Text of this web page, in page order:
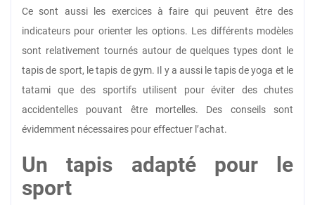
Ce sont aussi les exercices à faire qui peuvent être des
indicateurs pour orienter les options. Les différents modèles
sont relativement tournés autour de quelques types dont le
tapis de sport, le tapis de gym. Il y a aussi le tapis de yoga et le
tatami que des sportifs utilisent pour éviter des chutes
accidentelles pouvant être mortelles. Des conseils sont
évidemment nécessaires pour effectuer l’achat.
Un tapis adapté pour le
sport